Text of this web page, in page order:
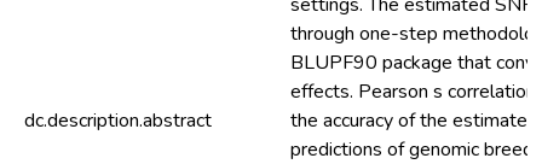
dc.description.abstract
through one-step
BLUPF90 package that
effects. Pearson s
the accuracy of the
predictions of genomic